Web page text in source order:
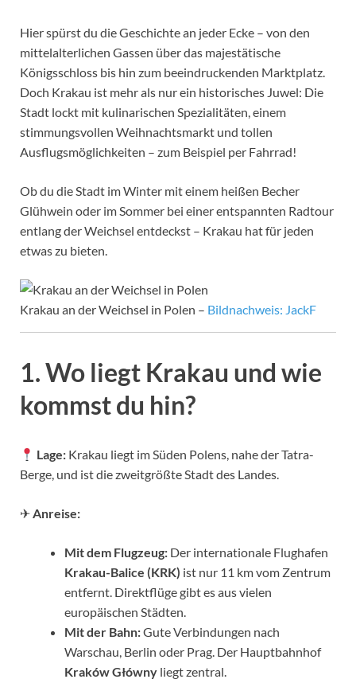
Hier spürst du die Geschichte an jeder Ecke – von den
mittelalterlichen Gassen über das majestätische
Königsschloss bis hin zum beeindruckenden Marktplatz.
Doch Krakau ist mehr als nur ein historisches Juwel: Die
Stadt lockt mit kulinarischen Spezialitäten, einem
stimmungsvollen Weihnachtsmarkt und tollen
Ausflugsmöglichkeiten – zum Beispiel per Fahrrad!
Ob du die Stadt im Winter mit einem heißen Becher
Glühwein oder im Sommer bei einer entspannten Radtour
entlang der Weichsel entdeckst – Krakau hat für jeden
etwas zu bieten.
Krakau an der Weichsel in Polen – Bildnachweis: JackF
1. Wo liegt Krakau und wie
kommst du hin?
Lage: Krakau liegt im Süden Polens, nahe der Tatra-
Berge, und ist die zweitgrößte Stadt des Landes.
✈Anreise:
Mit dem Flugzeug: Der internationale Flughafen
Krakau-Balice (KRK) ist nur 11 km vom Zentrum
entfernt. Direktflüge gibt es aus vielen
europäischen Städten.
Mit der Bahn:Gute Verbindungen nach
Warschau, Berlin oder Prag. Der Hauptbahnhof
Kraków Główny liegt zentral.